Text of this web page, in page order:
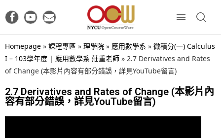
Homepage » 課程專區 » 理學院 » 應用數學系 » 微積分(一) Calculus
I – 103學年度 | 應用數學系 莊重老師 » 2.7 Derivatives and Rates
of Change (本影片內容有部分錯誤，詳見YouTube留言)
2.7 Derivatives and Rates of Change (本影片內
容有部分錯誤，詳見YouTube留言)